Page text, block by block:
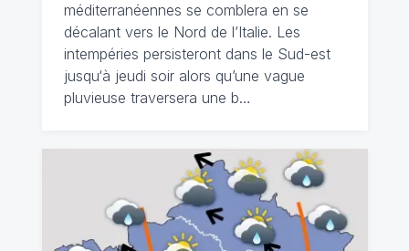
méditerranéennes se comblera en se
décalant vers le Nord de l’Italie. Les
intempéries persisteront dans le Sud-est
jusqu‘à jeudi soir alors qu’une vague
pluvieuse traversera une b…